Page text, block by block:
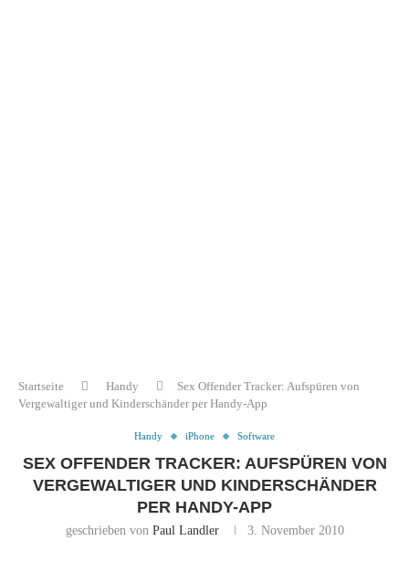
Startseite Handy
Sex Offender Tracker: Aufspüren von
Vergewaltiger und Kinderschänder per Handy-App
Handy iPhone Software
SEX OFFENDER TRACKER: AUFSPÜREN VON
VERGEWALTIGER UND KINDERSCHÄNDER
PER HANDY-APP
geschrieben von Paul Landler 3. November 2010